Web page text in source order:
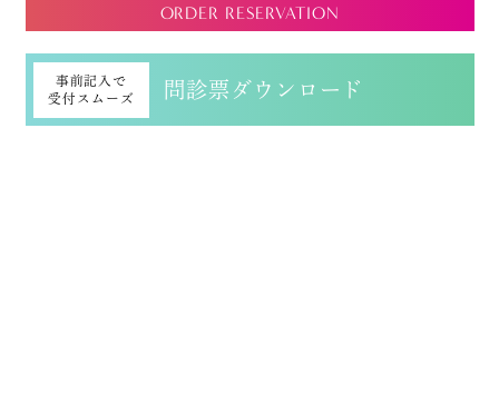
ORDER RESERVATION
事前記入で
受付スムーズ
問診票ダウンロード